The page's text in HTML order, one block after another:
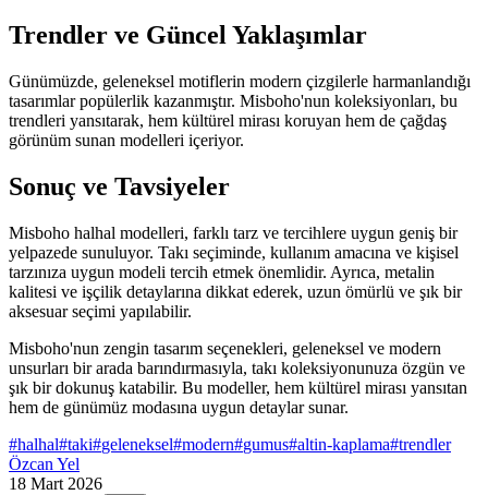
Trendler ve Güncel Yaklaşımlar
Günümüzde, geleneksel motiflerin modern çizgilerle harmanlandığı
tasarımlar popülerlik kazanmıştır. Misboho'nun koleksiyonları, bu
trendleri yansıtarak, hem kültürel mirası koruyan hem de çağdaş
görünüm sunan modelleri içeriyor.
Sonuç ve Tavsiyeler
Misboho halhal modelleri, farklı tarz ve tercihlere uygun geniş bir
yelpazede sunuluyor. Takı seçiminde, kullanım amacına ve kişisel
tarzınıza uygun modeli tercih etmek önemlidir. Ayrıca, metalin
kalitesi ve işçilik detaylarına dikkat ederek, uzun ömürlü ve şık bir
aksesuar seçimi yapılabilir.
Misboho'nun zengin tasarım seçenekleri, geleneksel ve modern
unsurları bir arada barındırmasıyla, takı koleksiyonunuza özgün ve
şık bir dokunuş katabilir. Bu modeller, hem kültürel mirası yansıtan
hem de günümüz modasına uygun detaylar sunar.
#halhal#taki#geleneksel#modern#gumus#altin-kaplama#trendler
Özcan Yel
18 Mart 2026